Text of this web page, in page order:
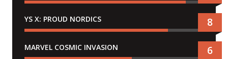
YS X: PROUD NORDICS 8
MARVEL COSMIC INVASION 6